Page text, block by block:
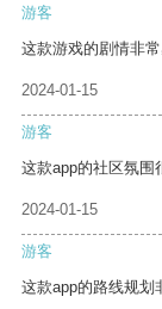
游客
这款游戏的剧情非
2024-01-15
游客
这款app的社区氛围
2024-01-15
游客
这款app的路线规划